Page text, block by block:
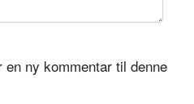
ny kommentar til denne